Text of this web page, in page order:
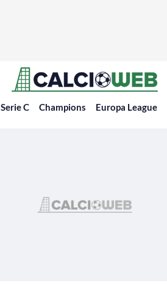
Serie C Champions Europa League